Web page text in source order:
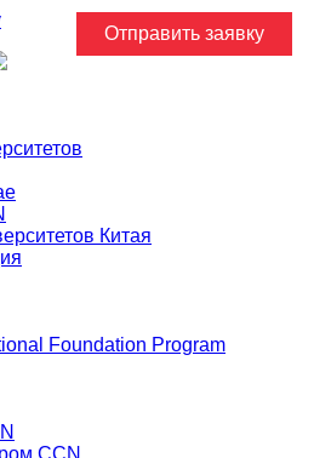
Китая
Foundation Program
CCN
Отправить заявку